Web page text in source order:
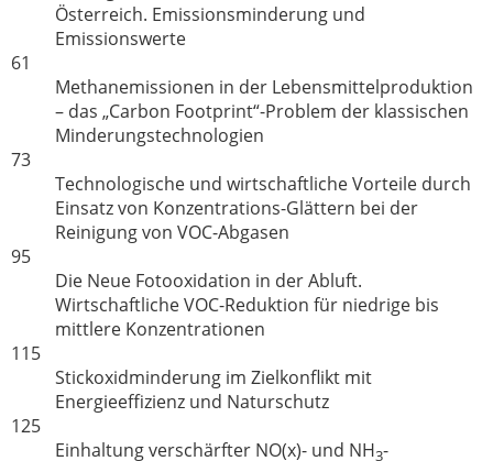
Österreich. Emissionsminderung und
Emissionswerte
61
Methanemissionen in der Lebensmittelproduktion
– das „Carbon Footprint“-Problem der klassischen
Minderungstechnologien
73
Technologische und wirtschaftliche Vorteile durch
Einsatz von Konzentrations-Glättern bei der
Reinigung von VOC-Abgasen
95
Die Neue Fotooxidation in der Abluft.
Wirtschaftliche VOC-Reduktion für niedrige bis
mittlere Konzentrationen
115
Stickoxidminderung im Zielkonflikt mit
Energieeffizienz und Naturschutz
125
Einhaltung verschärfter NO(x)- und NH3-